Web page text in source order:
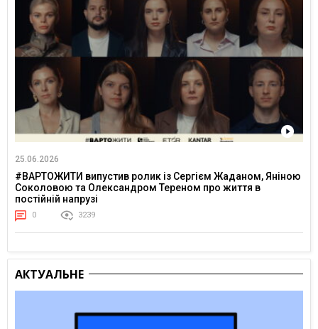
25.06.2026
#ВАРТОЖИТИ випустив ролик із Сергієм Жаданом, Яніною
Соколовою та Олександром Тереном про життя в
постійній напрузі
0 3239
АКТУАЛЬНЕ